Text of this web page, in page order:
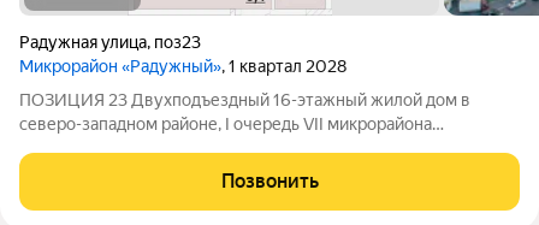
Радужная улица, поз23
Микрорайон «Радужный», 1 квартал 2028
ПОЗИЦИЯ 23 Двухподъездный 16-этажный жилой дом в
северо-западном районе, I очередь VII микрорайона
каркасный с вентилируемым фасадом фасад облицован
цветными керамогранитными плитами (не выгорающими
Позвонить